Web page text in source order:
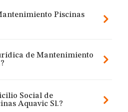
Piscinas
de Mantenimiento
Social de
Aquavic Sl.?